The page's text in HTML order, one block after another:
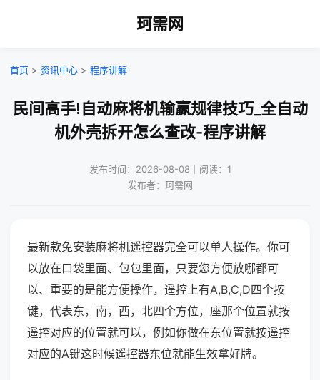
珂需网
首页 > 资讯中心 > 程序讲解
民间高手!自动麻将机输赢规律技巧_全自动
机外壳拆开怎么查改-程序讲解
发布时间：2026-08-08｜阅读：1
发布者：珂需网
最新款免安装麻将机遥控器完全可以单人操作。你可
以放在口袋里面、包包里面，只要您方便放哪都可
以、重要的是能方便操作，遥控上有A,B,C,D四个按
键，代表东，南，西，北四个方位，座那个位置就按
遥控对应的位置就可以，例如你做在东位置就按遥控
对应的A键这时候遥控器东位就能生效拿好牌。